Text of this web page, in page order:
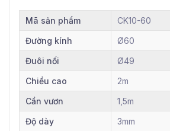
Mã sản phẩm
CK10-60
Đường kính
Ø60
Đuôi nối
Ø49
Chiều cao
2m
Cần vươn
1,5m
Độ dày
3mm